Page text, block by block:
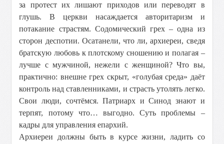
за протест их лишают приходов или переводят в
глушь. В церкви насаждается авторитаризм и
потакание страстям. Содомический грех – одна из
сторон деспотии. Осатанели, что ли, архиереи, сведя
братскую любовь к плотскому сношению и полагая –
лучше с мужчиной, нежели с женщиной? Что вы,
практично: внешне грех скрыт, «голубая среда» даёт
контроль над ставленниками, и страсть утолять легко.
Свои люди, сочтёмся. Патриарх и Синод знают и
терпят, потому что… выгодно. Суть проблемы –
кадры для управления епархий.
Архиереи должны быть в курсе жизни, ладить со